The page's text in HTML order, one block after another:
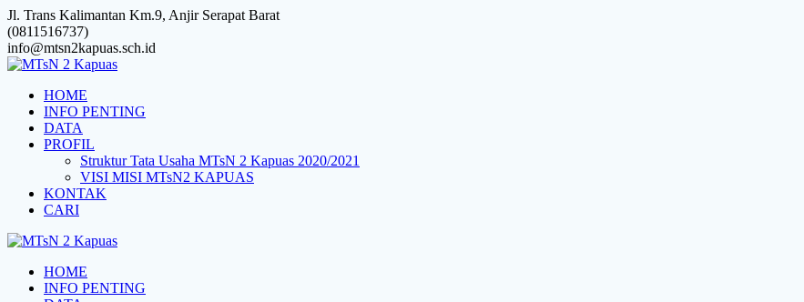
Skip
to
content
Jl. Trans Kalimantan Km.9, Anjir Serapat Barat
(0811516737)
info@mtsn2kapuas.sch.id
HOME
INFO PENTING
DATA
PROFIL
Struktur Tata Usaha MTsN 2 Kapuas 2020/2021
VISI MISI MTsN2 KAPUAS
KONTAK
CARI
HOME
INFO PENTING